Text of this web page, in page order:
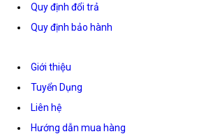
Quy định đổi trả
Quy định bảo hành
Giới thiệu
Tuyển Dụng
Liên hệ
Hướng dẫn mua hàng